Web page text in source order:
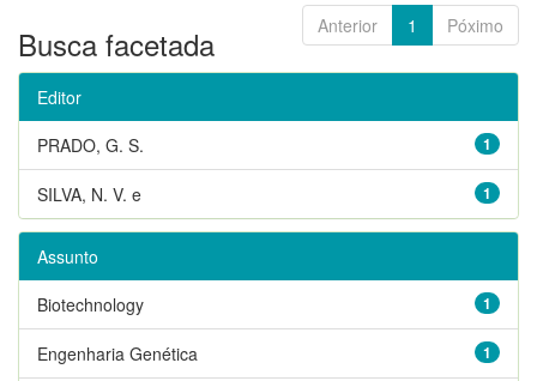
Anterior 1 Póximo
Busca facetada
Editor
1
PRADO, G. S.
1
SILVA, N. V. e
Assunto
1
Biotechnology
1
Engenharia Genética